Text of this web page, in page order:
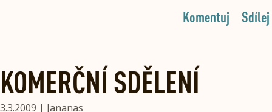
Sdílej
Komentuj
KOMERČNÍ SDĚLENÍ
3.3.2009 | Jananas